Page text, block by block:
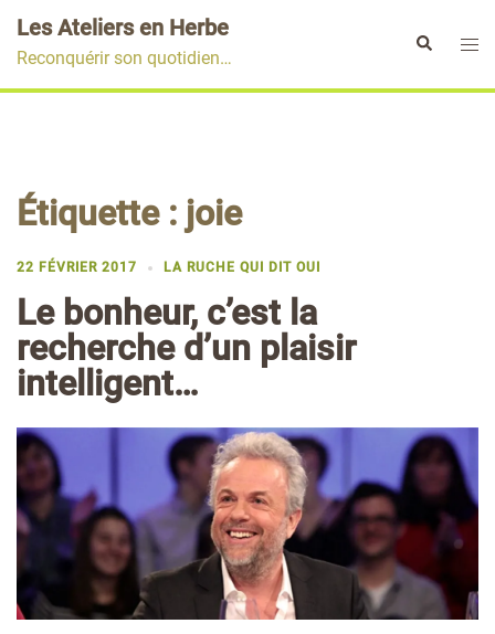
au
contenu
Les Ateliers en Herbe
Reconquérir son quotidien…
Rechercher
Étiquette : joie
22 FÉVRIER 2017 LA RUCHE QUI DIT OUI
Le bonheur, c’est la
recherche d’un plaisir
intelligent…